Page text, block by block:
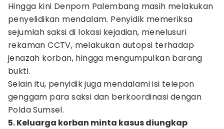
Hingga kini Denpom Palembang masih melakukan
penyelidikan mendalam. Penyidik memeriksa
sejumlah saksi di lokasi kejadian, menelusuri
rekaman CCTV, melakukan autopsi terhadap
jenazah korban, hingga mengumpulkan barang
bukti.
Selain itu, penyidik juga mendalami isi telepon
genggam para saksi dan berkoordinasi dengan
Polda Sumsel.
5. Keluarga korban minta kasus diungkap